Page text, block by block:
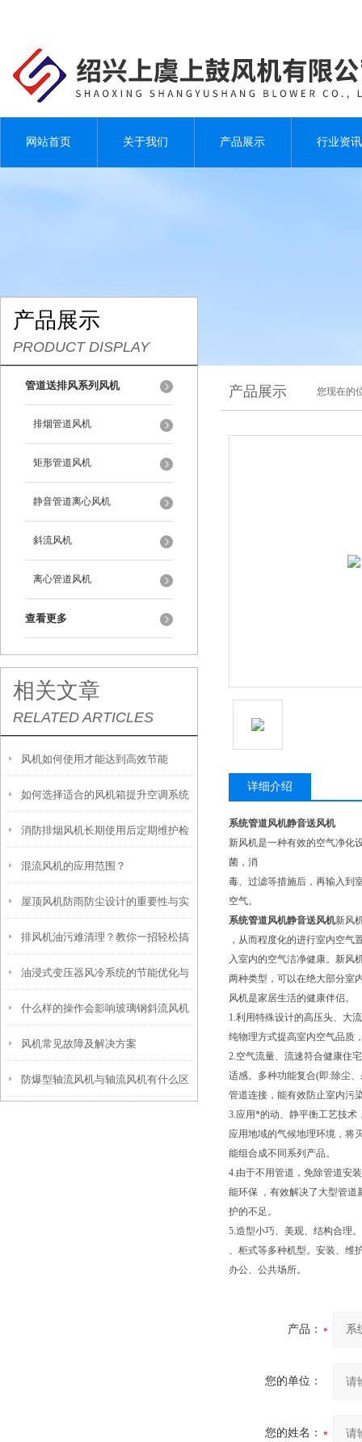
网站首页 关于我们 产品展示 行业资讯
产品展示
PRODUCT DISPLAY
管道送排风系列风机
排烟管道风机
矩形管道风机
静音管道离心风机
斜流风机
离心管道风机
查看更多
相关文章
RELATED ARTICLES
风机如何使用才能达到高效节能
如何选择适合的风机箱提升空调系统
效率？
消防排烟风机长期使用后定期维护检
查
混流风机的应用范围？
屋顶风机防雨防尘设计的重要性与实
现方式
排风机油污难清理？教你一招轻松搞
定
油浸式变压器风冷系统的节能优化与
智能控制技术
什么样的操作会影响玻璃钢斜流风机
的使用寿命
风机常见故障及解决方案
防爆型轴流风机与轴流风机有什么区
产品展示 您现在的
详细介绍
系统管道风机静音送风机
新风机是一种有效的空气净化
菌，消
毒、过滤等措施后，再输入到
空气。
系统管道风机静音送风机新风
，从而程度化的进行室内空气
入室内的空气洁净健康。新风
两种类型，可以在绝大部分室
风机是家居生活的健康伴侣。
1.利用特殊设计的高压头、大
纯物理方式提高室内空气品质
2.空气流量、流速符合健康住
适感。多种功能复合(即:除尘
管道连接，能有效防止室内污
3.应用*的动、静平衡工艺技术
应用地域的气候地理环境，将
能组合成不同系列产品。
4.由于不用管道，免除管道安
能环保 ，有效解决了大型管道
护的不足。
5.造型小巧、美观、结构合理
、柜式等多种机型。安装、维
办公、公共场所。
产品：
您的单位：
您的姓名：